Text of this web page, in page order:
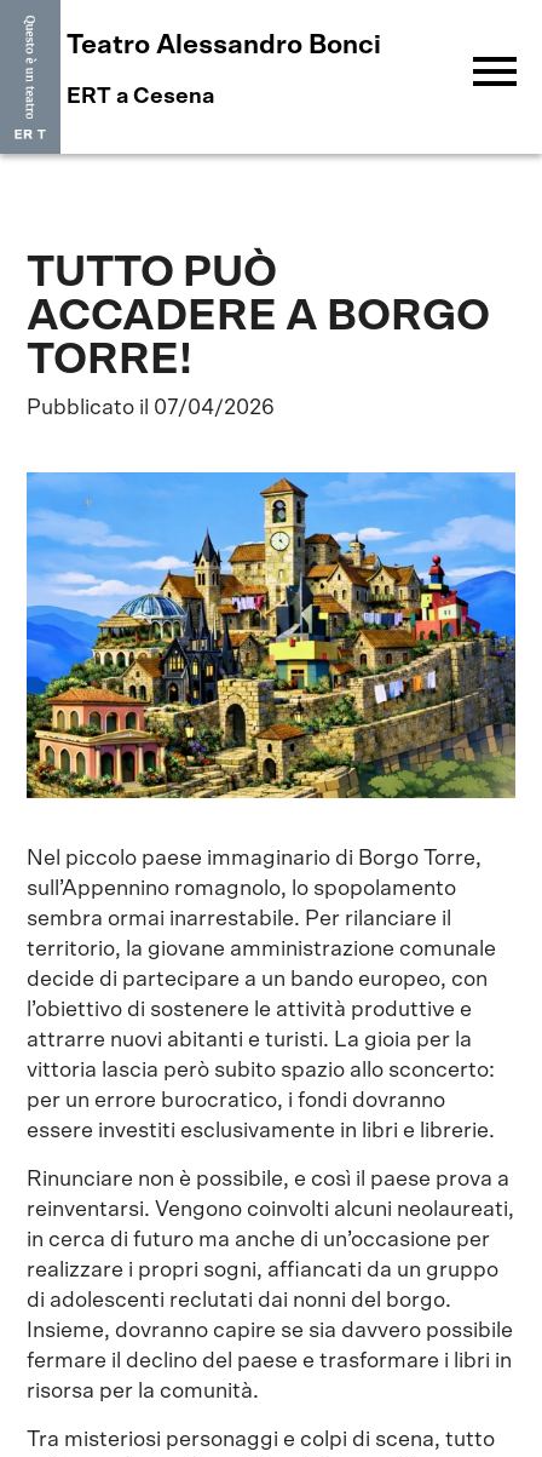
Teatro Alessandro Bonci
ERT a Cesena menu
TUTTO PUÒ
ACCADERE A BORGO
TORRE!
Pubblicato il 07/04/2026
Nel piccolo paese immaginario di Borgo Torre,
sull’Appennino romagnolo, lo spopolamento
sembra ormai inarrestabile. Per rilanciare il
territorio, la giovane amministrazione comunale
decide di partecipare a un bando europeo, con
l’obiettivo di sostenere le attività produttive e
attrarre nuovi abitanti e turisti. La gioia per la
vittoria lascia però subito spazio allo sconcerto:
per un errore burocratico, i fondi dovranno
essere investiti esclusivamente in libri e librerie.
Rinunciare non è possibile, e così il paese prova a
reinventarsi. Vengono coinvolti alcuni neolaureati,
in cerca di futuro ma anche di un’occasione per
realizzare i propri sogni, affiancati da un gruppo
di adolescenti reclutati dai nonni del borgo.
Insieme, dovranno capire se sia davvero possibile
fermare il declino del paese e trasformare i libri in
risorsa per la comunità.
Tra misteriosi personaggi e colpi di scena, tutto